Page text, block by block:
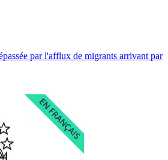
par l'afflux de migrants arrivant par